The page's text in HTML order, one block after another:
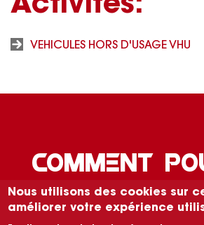
VEHICULES HORS D'USAGE VHU
COMMENT
NOUS VOUS
Nous utilisons des cookies sur
améliorer votre expérience